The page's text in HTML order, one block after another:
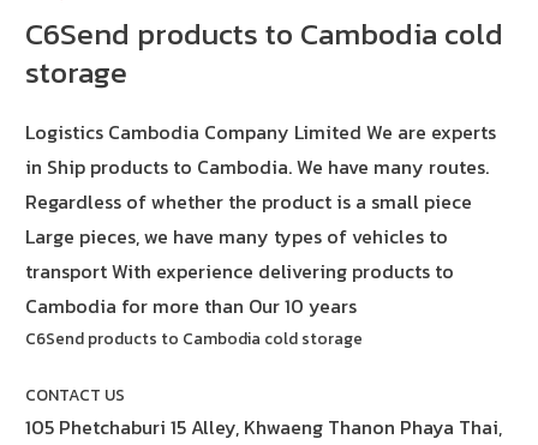
C6Send products to Cambodia cold
storage
Logistics Cambodia Company Limited We are experts
in Ship products to Cambodia. We have many routes.
Regardless of whether the product is a small piece
Large pieces, we have many types of vehicles to
transport With experience delivering products to
Cambodia for more than Our 10 years
C6Send products to Cambodia cold storage
CONTACT US
105 Phetchaburi 15 Alley, Khwaeng Thanon Phaya Thai,